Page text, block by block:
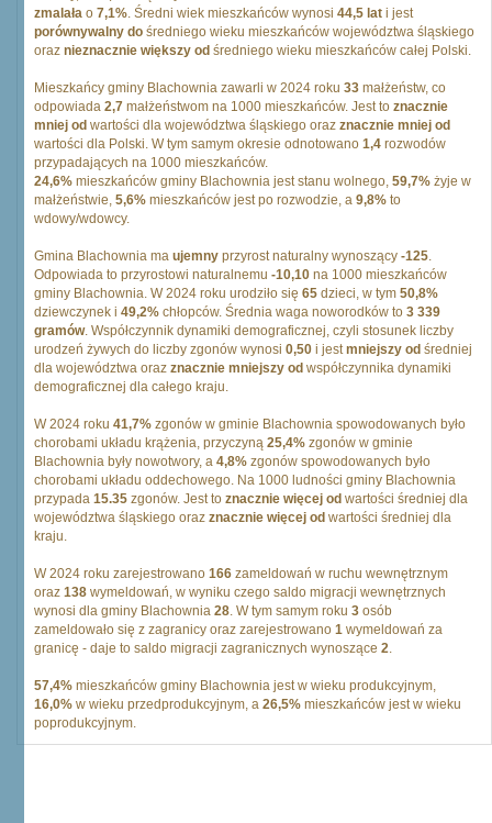
zmalała o 7,1% . Średni wiek mieszkańców wynosi 44,5 lat i jest
porównywalny do średniego wieku mieszkańców województwa śląskiego
oraz nieznacznie większy od średniego wieku mieszkańców całej Polski.
Mieszkańcy gminy Blachownia zawarli w 2024 roku 33 małżeństw, co
odpowiada 2,7 małżeństwom na 1000 mieszkańców. Jest to znacznie
mniej od wartości dla województwa śląskiego oraz znacznie mniej od
wartości dla Polski. W tym samym okresie odnotowano 1,4 rozwodów
przypadających na 1000 mieszkańców.
24,6% mieszkańców gminy Blachownia jest stanu wolnego, 59,7% żyje w
małżeństwie, 5,6% mieszkańców jest po rozwodzie, a 9,8% to
wdowy/wdowcy.
Gmina Blachownia ma ujemny przyrost naturalny wynoszący -125
Odpowiada to przyrostowi naturalnemu -10,10 na 1000 mieszkańców
gminy Blachownia. W 2024 roku urodziło się 65 dzieci, w tym 50,8%
dziewczynek i 49,2% chłopców. Średnia waga noworodków to 3 339
gramów. Współczynnik dynamiki demograficznej, czyli stosunek liczby
urodzeń żywych do liczby zgonów wynosi 0,50 i jest mniejszy od średniej
dla województwa oraz znacznie mniejszy od współczynnika dynamiki
demograficznej dla całego kraju.
W 2024 roku 41,7% zgonów w gminie Blachownia spowodowanych było
chorobami układu krążenia, przyczyną 25,4% zgonów w gminie
Blachownia były nowotwory, a 4,8% zgonów spowodowanych było
chorobami układu oddechowego. Na 1000 ludności gminy Blachownia
przypada 15.35 zgonów. Jest to znacznie więcej od wartości średniej dla
województwa śląskiego oraz znacznie więcej od wartości średniej dla
kraju.
W 2024 roku zarejestrowano 166 zameldowań w ruchu wewnętrznym
oraz 138 wymeldowań, w wyniku czego saldo migracji wewnętrznych
wynosi dla gminy Blachownia 28 . W tym samym roku 3 osób
zameldowało się z zagranicy oraz zarejestrowano 1 wymeldowań za
granicę - daje to saldo migracji zagranicznych wynoszące 2
57,4% mieszkańców gminy Blachownia jest w wieku produkcyjnym,
16,0% w wieku przedprodukcyjnym, a 26,5% mieszkańców jest w wieku
poprodukcyjnym.